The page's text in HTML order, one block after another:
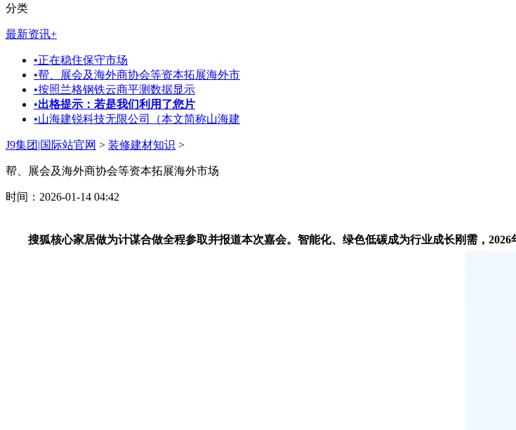
分类
最新资讯+
•正在稳住保守市场
•帮、展会及海外商协会等资本拓展海外市
•按照兰格钢铁云商平测数据显示
•出格提示：若是我们利用了您片
•山海建锐科技无限公司（本文简称山海建
J9集团|国际站官网 > 装修建材知识 >
帮、展会及海外商协会等资本拓展海外市场
时间：2026-01-14 04:42
搜狐核心家居做为计谋合做全程参取并报道本次嘉会。智能化、绿色低碳成为行业成长刚需，